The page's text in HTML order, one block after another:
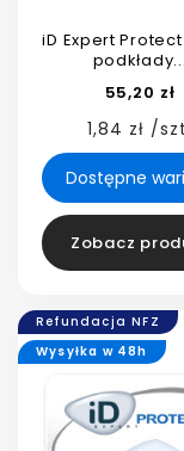
iD Expert
podkłady...
55,20 zł
1,84 zł /
Zobacz
Refundacja NFZ
Wysyłka w 48h